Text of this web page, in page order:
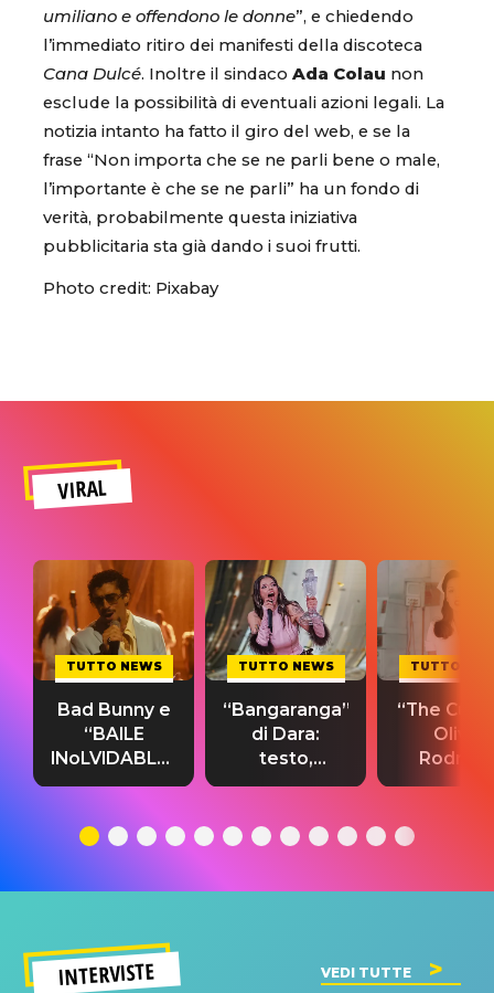
umiliano e offendono le donne”, e chiedendo
l’immediato ritiro dei manifesti della discoteca
Cana Dulcé. Inoltre il sindaco Ada Colau non
esclude la possibilità di eventuali azioni legali. La
notizia intanto ha fatto il giro del web, e se la
frase “Non importa che se ne parli bene o male,
l’importante è che se ne parli” ha un fondo di
verità, probabilmente questa iniziativa
pubblicitaria sta già dando i suoi frutti.
Photo credit: Pixabay
VIRAL
TUTTO NEWS
Bad Bunny e
“BAILE
INoLVIDABLE”:
testo,
significato
TUTTO NEWS
“Bangaranga”
di Dara:
testo,
traduzione e
del singolo
TUTTO
“The
Olivia
testo,
INTERVISTE VEDI TUTTE